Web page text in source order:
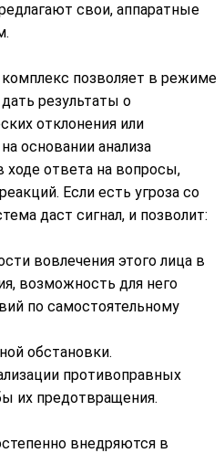
свои, аппаратные
позволяет в режиме
результаты о
отклонения или
основании анализа
ответа на вопросы,
Если есть угроза со
даст сигнал, и позволит:
вовлечения этого лица в
возможность для него
по самостоятельному
обстановки.
противоправных
их предотвращения.
внедряются в